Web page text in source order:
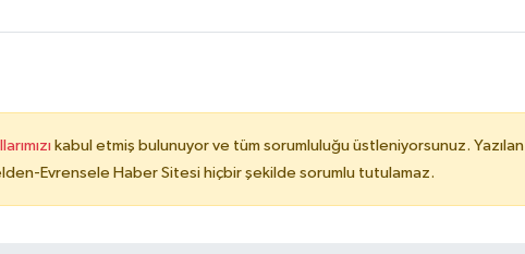
kabul etmiş bulunuyor ve tüm sorumluluğu üstleniyorsunuz. Yazılan
Evrensele Haber Sitesi hiçbir şekilde sorumlu tutulamaz.